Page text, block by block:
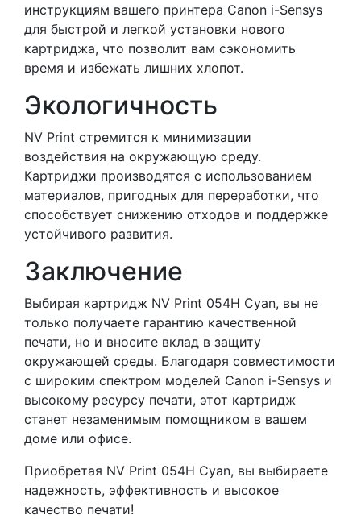
инструкциям вашего принтера Canon i-Sensys
для быстрой и легкой установки нового
картриджа, что позволит вам сэкономить
время и избежать лишних хлопот.
Экологичность
NV Print стремится к минимизации
воздействия на окружающую среду.
Картриджи производятся с использованием
материалов, пригодных для переработки, что
способствует снижению отходов и поддержке
устойчивого развития.
Заключение
Выбирая картридж NV Print 054H Cyan, вы не
только получаете гарантию качественной
печати, но и вносите вклад в защиту
окружающей среды. Благодаря совместимости
с широким спектром моделей Canon i-Sensys и
высокому ресурсу печати, этот картридж
станет незаменимым помощником в вашем
доме или офисе.
Приобретая NV Print 054H Cyan, вы выбираете
надежность, эффективность и высокое
качество печати!